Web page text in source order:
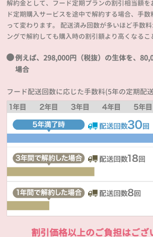
解約金として、フード定期プランの割引相当額
ド定期購入サービスを途中で解約する場合、手
って変わります。 配送済み回数が多いほど手数
ングで解約しても購入時の割引額より高くなるこ
例えば、298,000円（税抜）の生体を、
場合
フード配送回数に応じた手数料(5年の定期配
割引価格以上のご負担はござ